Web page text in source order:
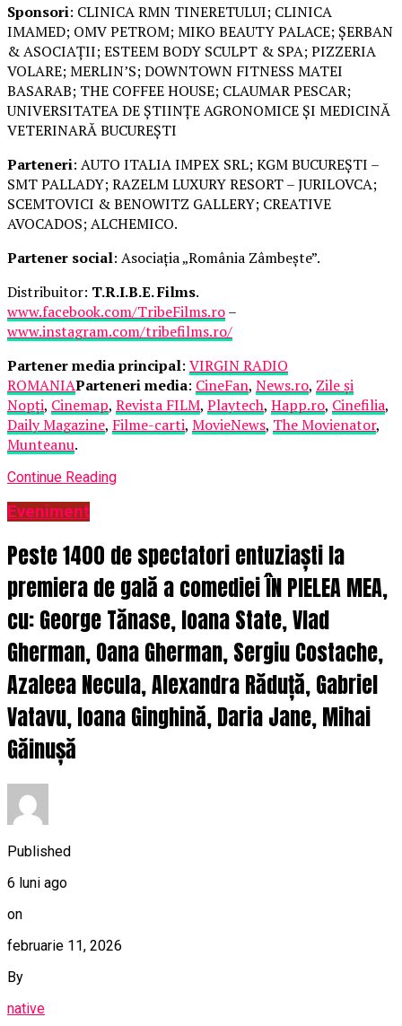
Sponsori: CLINICA RMN TINERETULUI; CLINICA
IMAMED; OMV PETROM; MIKO BEAUTY PALACE; ȘERBAN
& ASOCIAȚII; ESTEEM BODY SCULPT & SPA; PIZZERIA
VOLARE; MERLIN’S; DOWNTOWN FITNESS MATEI
BASARAB; THE COFFEE HOUSE; CLAUMAR PESCAR;
UNIVERSITATEA DE ȘTIINȚE AGRONOMICE ȘI MEDICINĂ
VETERINARĂ BUCUREȘTI
Parteneri: AUTO ITALIA IMPEX SRL; KGM BUCUREȘTI –
SMT PALLADY; RAZELM LUXURY RESORT – JURILOVCA;
SCEMTOVICI & BENOWITZ GALLERY; CREATIVE
AVOCADOS; ALCHEMICO.
Partener social: Asociația „România Zâmbește”.
Distribuitor: T.R.I.B.E. Films.
www.facebook.com/TribeFilms.ro–
www.instagram.com/tribefilms.ro/
Partener media principal: VIRGIN RADIO
ROMANIAParteneri media: CineFan, News.ro, Zile și
Nopți, Cinemap, Revista FILM, Playtech, Happ.ro, Cinefilia,
Daily Magazine, Filme-carti, MovieNews, The Movienator,
Munteanu.
Continue Reading
Eveniment
Peste 1400 de spectatori entuziaști la
premiera de gală a comediei ÎN PIELEA MEA,
cu: George Tănase, Ioana State, Vlad
Gherman, Oana Gherman, Sergiu Costache,
Azaleea Necula, Alexandra Răduță, Gabriel
Vatavu, Ioana Ginghină, Daria Jane, Mihai
Găinușă
Published
6 luni ago
on
februarie 11, 2026
By
native